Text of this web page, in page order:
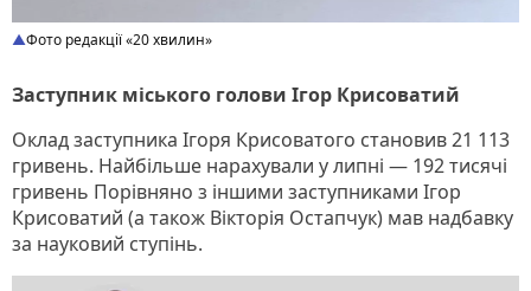
Фото редакції «20 хвилин»
Заступник міського голови Ігор Крисоватий
Оклад заступника Ігоря Крисоватого становив 21 113
гривень. Найбільше нарахували у липні — 192 тисячі
гривень Порівняно з іншими заступниками Ігор
Крисоватий (а також Вікторія Остапчук) мав надбавку
за науковий ступінь.